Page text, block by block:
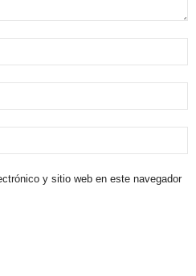
y sitio web en este navegador